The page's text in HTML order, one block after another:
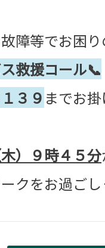
障等でお困り
救援コール📞
３９ までお掛
）９時４５分
クをお過ごし